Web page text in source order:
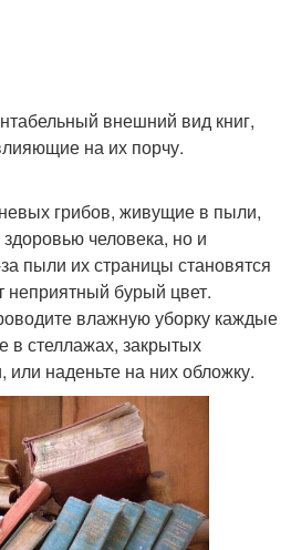
внешний вид книг,
на их порчу.
грибов, живущие в пыли,
человека, но и
пыли их страницы становятся
бурый цвет.
влажную уборку каждые
в стеллажах, закрытых
наденьте на них обложку.